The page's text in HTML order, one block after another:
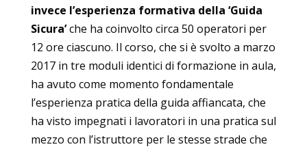
invece l’esperienza formativa della ‘Guida
Sicura’che ha coinvolto circa 50 operatori per
12 ore ciascuno. Il corso, che si è svolto a marzo
2017 in tre moduli identici di formazione in aula,
ha avuto come momento fondamentale
l’esperienza pratica della guida affiancata, che
ha visto impegnati i lavoratori in una pratica sul
mezzo con l’istruttore per le stesse strade che